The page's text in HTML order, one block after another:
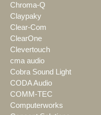
Chroma-Q
Claypaky
Clear-Com
ClearOne
Clevertouch
cma audio
Cobra Sound Light
CODA Audio
COMM-TEC
Computerworks